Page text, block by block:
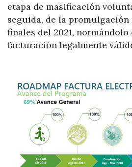
etapa de masificación
seguida, de la promulgación
finales del 2021,
facturación legalmente